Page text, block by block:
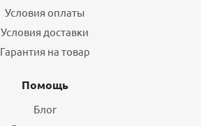
Условия оплаты
Условия доставки
Гарантия на товар
Помощь
Блог